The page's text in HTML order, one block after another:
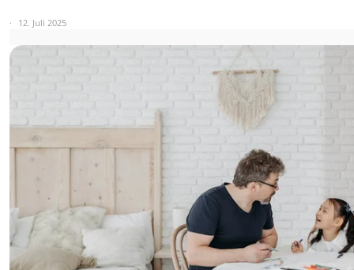
12. Juli 2025